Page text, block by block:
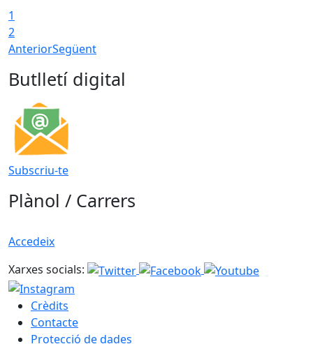
1
2
AnteriorSegüent
Butlletí digital
Subscriu-te
Plànol / Carrers
Accedeix
Xarxes socials:
Crèdits
Contacte
Protecció de dades